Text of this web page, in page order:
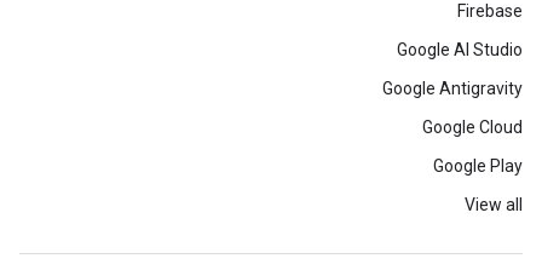
Firebase
Google AI Studio
Google Antigravity
Google Cloud
Google Play
View all